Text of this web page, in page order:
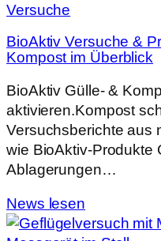
Versuche
BioAktiv Versuche &
Kompost im Überblick
BioAktiv Gülle- &
aktivieren.Kompost
Versuchsberichte aus
wie BioAktiv-Produkte
Ablagerungen…
News lesen